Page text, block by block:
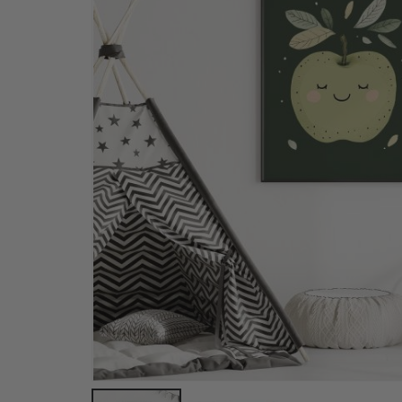
Personalisiertes Poster - Schwarz-Weiß-LIEBE